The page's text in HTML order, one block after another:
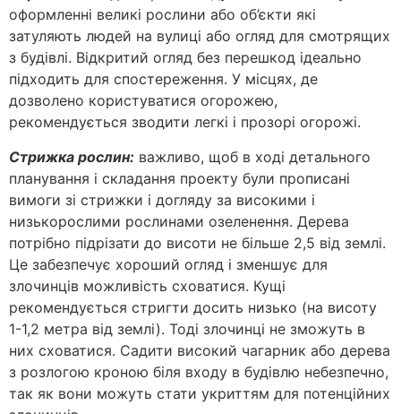
оформленні великі рослини або об’єкти які
затуляють людей на вулиці або огляд для смотрящих
з будівлі. Відкритий огляд без перешкод ідеально
підходить для спостереження. У місцях, де
дозволено користуватися огорожею,
рекомендується зводити легкі і прозорі огорожі.
Стрижка рослин: важливо, щоб в ході детального
планування і складання проекту були прописані
вимоги зі стрижки і догляду за високими і
низькорослими рослинами озеленення. Дерева
потрібно підрізати до висоти не більше 2,5 від землі.
Це забезпечує хороший огляд і зменшує для
злочинців можливість сховатися. Кущі
рекомендується стригти досить низько (на висоту
1-1,2 метра від землі). Тоді злочинці не зможуть в
них сховатися. Садити високий чагарник або дерева
з розлогою кроною біля входу в будівлю небезпечно,
так як вони можуть стати укриттям для потенційних